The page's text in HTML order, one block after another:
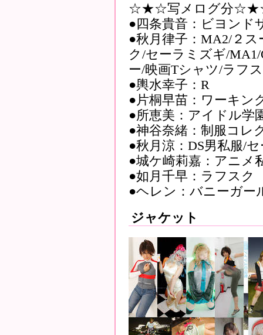
☆★☆写メログ分
●四条貴音：ビヨンド
●秋月律子：MA2/２
ク/セーラミズギ/
ー/映画Tシャツ/ラフ
●輿水幸子：R
●片桐早苗：ワーキン
●所恵美：アイドル学
●神谷奈緒：制服コレ
●秋月涼：DS男私服/
●城ケ崎莉嘉：アニメ
●如月千早：ラフスク
●ヘレン：バニーガー
ジャケット